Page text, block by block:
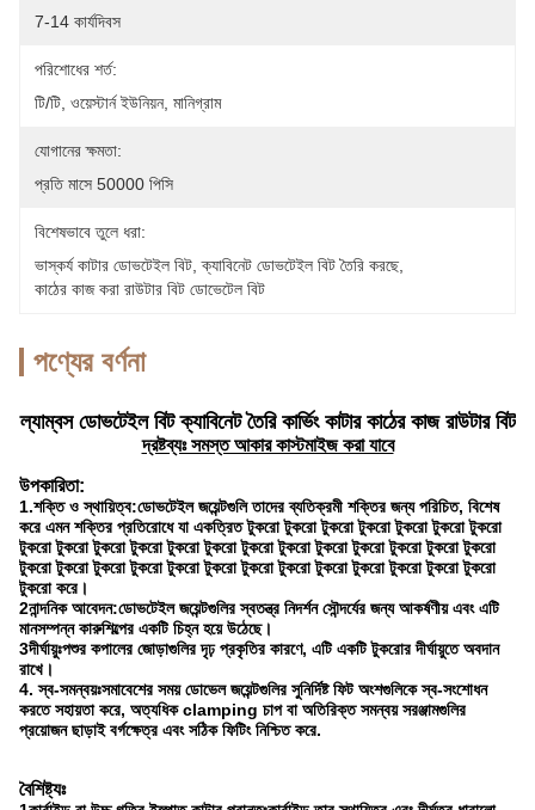
7-14 কার্যদিবস
পরিশোধের শর্ত:
টি/টি, ওয়েস্টার্ন ইউনিয়ন, মানিগ্রাম
যোগানের ক্ষমতা:
প্রতি মাসে 50000 পিসি
বিশেষভাবে তুলে ধরা:
ভাস্কর্য কাটার ডোভটেইল বিট , ক্যাবিনেট ডোভটেইল বিট তৈরি করছে
কাঠের কাজ করা রাউটার বিট ডোভেটেল বিট
পণ্যের বর্ণনা
ল্যাম্বস ডোভটেইল বিট ক্যাবিনেট তৈরি কার্ভিং কাটার কাঠের কাজ রাউটার বিট
দ্রষ্টব্যঃ সমস্ত আকার কাস্টমাইজ করা যাবে
উপকারিতা:
1.শক্তি ও স্থায়িত্ব:ডোভটেইল জয়েন্টগুলি তাদের ব্যতিক্রমী শক্তির জন্য পরিচিত, বিশেষ
করে এমন শক্তির প্রতিরোধে যা একত্রিত টুকরো টুকরো টুকরো টুকরো টুকরো টুকরো টুকরো
টুকরো টুকরো টুকরো টুকরো টুকরো টুকরো টুকরো টুকরো টুকরো টুকরো টুকরো টুকরো টুকরো
টুকরো টুকরো টুকরো টুকরো টুকরো টুকরো টুকরো টুকরো টুকরো টুকরো টুকরো টুকরো টুকরো
টুকরো করে।
2নান্দনিক আবেদন:ডোভটেইল জয়েন্টগুলির স্বতন্ত্র নিদর্শন সৌন্দর্যের জন্য আকর্ষণীয় এবং এটি
মানসম্পন্ন কারুশিল্পের একটি চিহ্ন হয়ে উঠেছে।
3দীর্ঘায়ুঃপশুর কপালের জোড়াগুলির দৃঢ় প্রকৃতির কারণে, এটি একটি টুকরোর দীর্ঘায়ুতে অবদান
রাখে।
4. স্ব-সমন্বয়ঃসমাবেশের সময় ডোভেল জয়েন্টগুলির সুনির্দিষ্ট ফিট অংশগুলিকে স্ব-সংশোধন
করতে সহায়তা করে, অত্যধিক clamping চাপ বা অতিরিক্ত সমন্বয় সরঞ্জামগুলির
প্রয়োজন ছাড়াই বর্গক্ষেত্র এবং সঠিক ফিটিং নিশ্চিত করে.
বৈশিষ্ট্যঃ